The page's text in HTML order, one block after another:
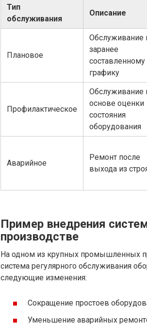
Тип
обслуживания
Описание
Плановое
Обслуживание
заранее
составленному
графику
Профилактическое
Обслуживание
основе оценки
состояния
оборудования
Аварийное
Ремонт после
выхода из
Пример внедрения
производстве
На одном из крупных промышленных
система регулярного обслуживания
следующие изменения:
Сокращение простоев
Уменьшение аварийных